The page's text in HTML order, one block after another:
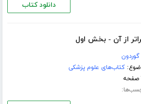
دانلود کتاب
از آن - بخش اول
گوردون
کتاب‌های علوم پزشکی